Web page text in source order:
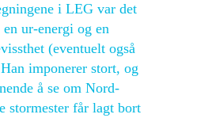
i LEG var det
ur-energi og en
(eventuelt også
imponerer stort, og
å se om Nord-
stormester får lagt bort